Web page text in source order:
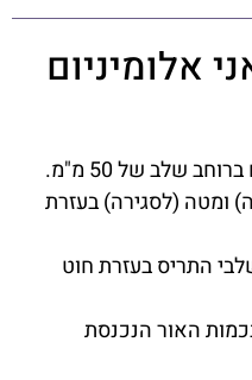
אלומיניום
שלב של 50 מ"מ.
ומטה (לסגירה) בעזרת
התריס בעזרת חוט
האור הנכנסת